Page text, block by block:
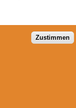
NÄCHSTE SEITE ›
Zustimmen